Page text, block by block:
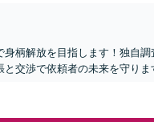
柄解放を目指します！独自
交渉で依頼者の未来を守りま